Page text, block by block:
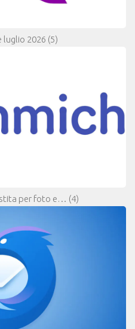
luglio 2026 (5)
per foto e… (4)